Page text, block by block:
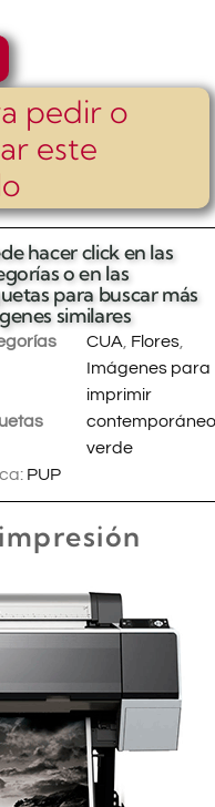
pedir o
este
hacer click en las
o en las
para buscar más
similares
CUA Flores
Imágenes para
imprimir
contemporáneo
verde
PUP